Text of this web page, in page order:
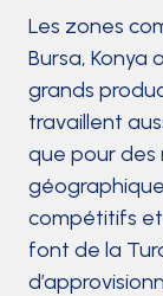
Les zones
Bursa, Konya
grands
travaillent
que pour des
géographique
compétitifs
font de la